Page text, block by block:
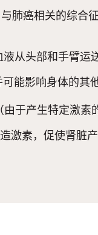
肺癌相关的综合征
从头部和手臂运
能影响身体的其
于产生特定激素
激素，促使肾脏